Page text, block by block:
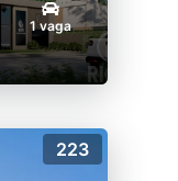
1 vaga
223